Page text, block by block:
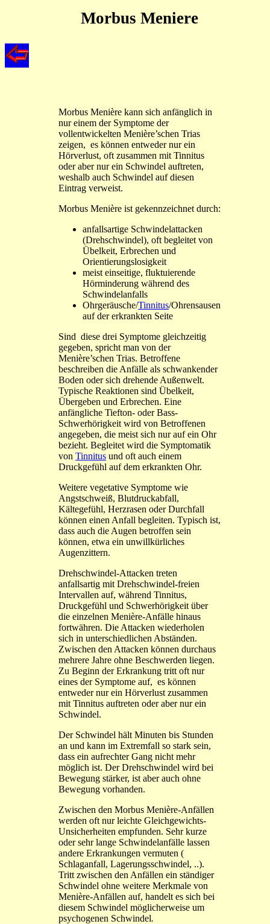
Morbus Meniere
Morbus Menière kann sich anfänglich in
nur einem der Symptome der
vollentwickelten Menière’schen Trias
zeigen, es können entweder nur ein
Hörverlust, oft zusammen mit Tinnitus
oder aber nur ein Schwindel auftreten,
weshalb auch Schwindel auf diesen
Eintrag verweist.
Morbus Menière ist gekennzeichnet durch:
anfallsartige Schwindelattacken
(Drehschwindel), oft begleitet von
Übelkeit, Erbrechen und
Orientierungslosigkeit
meist einseitige, fluktuierende
Hörminderung während des
Schwindelanfalls
Ohrgeräusche/Tinnitus/Ohrensausen
auf der erkrankten Seite
Sind diese drei Symptome gleichzeitig
gegeben, spricht man von der
Menière’schen Trias. Betroffene
beschreiben die Anfälle als schwankender
Boden oder sich drehende Außenwelt.
Typische Reaktionen sind Übelkeit,
Übergeben und Erbrechen. Eine
anfängliche Tiefton- oder Bass-
Schwerhörigkeit wird von Betroffenen
angegeben, die meist sich nur auf ein Ohr
bezieht. Begleitet wird die Symptomatik
von Tinnitus und oft auch einem
Druckgefühl auf dem erkrankten Ohr.
Weitere vegetative Symptome wie
Angstschweiß, Blutdruckabfall,
Kältegefühl, Herzrasen oder Durchfall
können einen Anfall begleiten. Typisch ist,
dass auch die Augen betroffen sein
können, etwa ein unwillkürliches
Augenzittern.
Drehschwindel-Attacken treten
anfallsartig mit Drehschwindel-freien
Intervallen auf, während Tinnitus,
Druckgefühl und Schwerhörigkeit über
die einzelnen Menière-Anfälle hinaus
fortwähren. Die Attacken wiederholen
sich in unterschiedlichen Abständen.
Zwischen den Attacken können durchaus
mehrere Jahre ohne Beschwerden liegen.
Zu Beginn der Erkrankung tritt oft nur
eines der Symptome auf, es können
entweder nur ein Hörverlust zusammen
mit Tinnitus auftreten oder aber nur ein
Schwindel.
Der Schwindel hält Minuten bis Stunden
an und kann im Extremfall so stark sein,
dass ein aufrechter Gang nicht mehr
möglich ist. Der Drehschwindel wird bei
Bewegung stärker, ist aber auch ohne
Bewegung vorhanden.
Zwischen den Morbus Menière-Anfällen
werden oft nur leichte Gleichgewichts-
Unsicherheiten empfunden. Sehr kurze
oder sehr lange Schwindelanfälle lassen
andere Erkrankungen vermuten (
Schlaganfall, Lagerungsschwindel, ..).
Tritt zwischen den Anfällen ein ständiger
Schwindel ohne weitere Merkmale von
Menière-Anfällen auf, handelt es sich bei
diesem Schwindel möglicherweise um
psychogenen Schwindel.